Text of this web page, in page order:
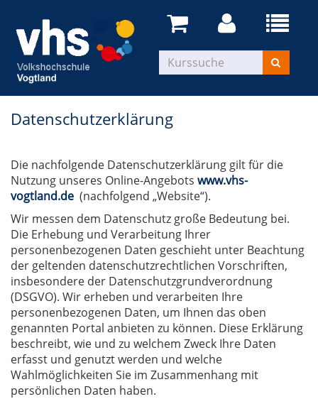
Datenschutzerklärung
Die nachfolgende Datenschutzerklärung gilt für die
Nutzung unseres Online-Angebots www.vhs-
vogtland.de (nachfolgend „Website“).
Wir messen dem Datenschutz große Bedeutung bei.
Die Erhebung und Verarbeitung Ihrer
personenbezogenen Daten geschieht unter Beachtung
der geltenden datenschutzrechtlichen Vorschriften,
insbesondere der Datenschutzgrundverordnung
(DSGVO). Wir erheben und verarbeiten Ihre
personenbezogenen Daten, um Ihnen das oben
genannten Portal anbieten zu können. Diese Erklärung
beschreibt, wie und zu welchem Zweck Ihre Daten
erfasst und genutzt werden und welche
Wahlmöglichkeiten Sie im Zusammenhang mit
persönlichen Daten haben.